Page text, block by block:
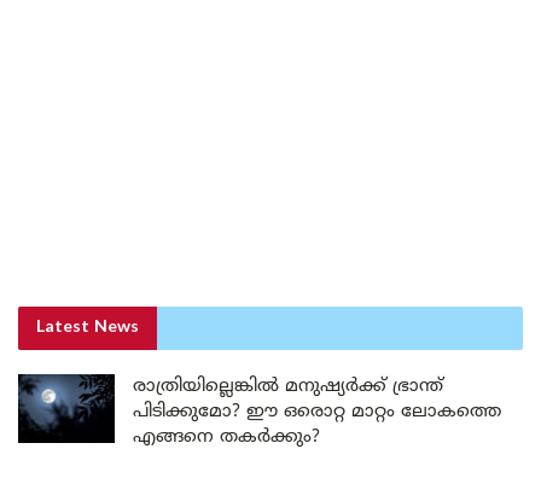
Latest News
രാത്രിയില്ലെങ്കിൽ മനുഷ്യർക്ക് ഭ്രാന്ത്
പിടിക്കുമോ? ഈ ഒരൊറ്റ മാറ്റം ലോകത്തെ
എങ്ങനെ തകർക്കും?